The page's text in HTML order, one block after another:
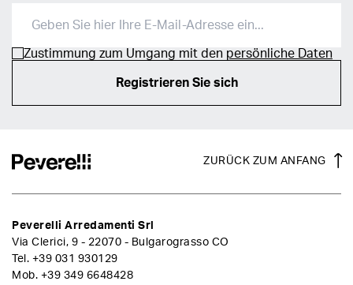
Zustimmung zum Umgang mit den persönliche Daten
Registrieren Sie sich
ZURÜCK ZUM ANFANG
Peverelli Arredamenti Srl
Via Clerici, 9 - 22070 - Bulgarograsso CO
Tel. +39 031 930129
Mob. +39 349 6648428